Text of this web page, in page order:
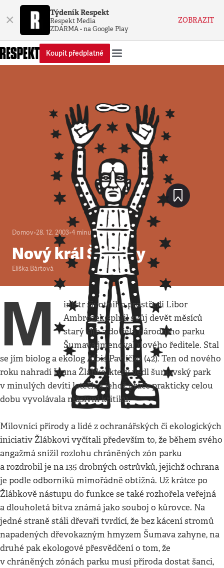
× Týdeník Respekt
Respekt Media
ZDARMA - na Google Play
ZOBRAZIT
Koupit předplatné
Domov•28. 12. 2003•4 minuty
Nový král Šumavy
Eliška Bártová
M
inistr životního prostředí Libor
Ambrozek splnil svůj devět měsíců
starý slib a do čela národního parku
Šumava jmenoval nového ředitele. Stal
se jím biolog a ekolog Alois Pavlíčko (42). Ten od nového
roku nahradí Ivana Žlábka, který vedl šumavský park
v minulých devíti letech a jehož práce prakticky celou
dobu vyvolávala masivní kritiku.
Milovníci přírody a lidé z ochranářských či ekologických
iniciativ Žlábkovi vyčítali především to, že během svého
angažmá snížil rozlohu chráněných zón parku
a rozdrobil je na 135 drobných ostrůvků, jejichž ochrana
je podle odborníků mimořádně obtížná. Už krátce po
Žlábkově nástupu do funkce se také rozhořela veřejná
a dlouholetá bitva známá jako souboj o kůrovce. Na
jedné straně stáli dřevaři tvrdící, že bez kácení stromů
napadených dřevokazným hmyzem Šumava zahyne, na
druhé pak ekologové přesvědčení o tom, že
v chráněných zónách parku musí příroda dostat šanci,